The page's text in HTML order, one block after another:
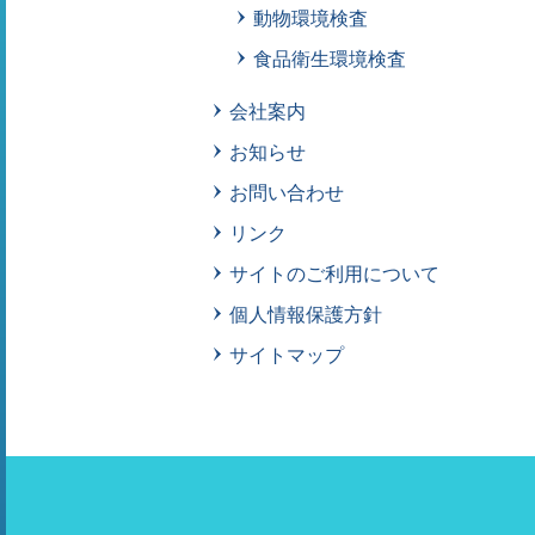
動物環境検査
食品衛生環境検査
会社案内
お知らせ
お問い合わせ
リンク
サイトのご利用について
個人情報保護方針
サイトマップ